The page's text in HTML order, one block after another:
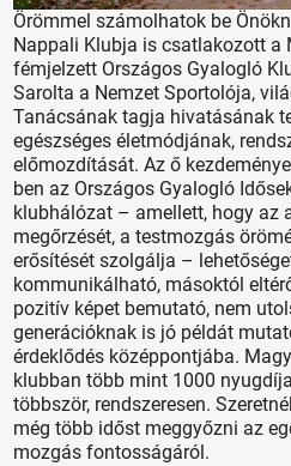
Örömmel számolhatok be
Nappali Klubja is csatlakozott a
fémjelzett Országos Gyalogló
Sarolta a Nemzet Sportolója,
Tanácsának tagja hivatásának
egészséges életmódjának,
előmozdítását. Az ő
ben az Országos Gyalogló
klubhálózat – amellett, hogy az
megőrzését, a testmozgás
erősítését szolgálja –
kommunikálható, másoktól
pozitív képet bemutató, nem
generációknak is jó példát
érdeklődés középpontjába.
klubban több mint 1000
többször, rendszeresen.
még több időst meggyőzni az
mozgás fontosságáról.